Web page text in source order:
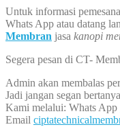
Untuk informasi
Whats App atau datang
Membran jasa kanopi
Segera pesan di CT-
Admin akan membalas
Jadi jangan segan
Kami melalui: Whats App
Email